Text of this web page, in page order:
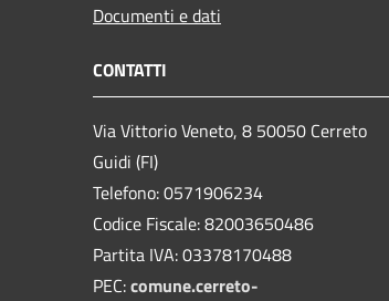
Documenti e dati
CONTATTI
Via Vittorio Veneto, 8 50050 Cerreto
Guidi (FI)
Telefono: 0571906234
Codice Fiscale: 82003650486
Partita IVA: 03378170488
PEC:comune.cerreto-